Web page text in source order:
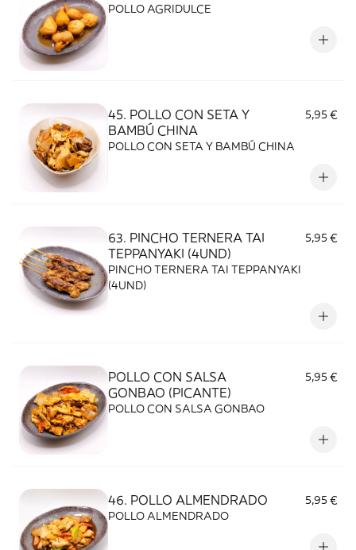
POLLO AGRIDULCE
45. POLLO CON SETA Y
BAMBÚ CHINA
5,95 €
POLLO CON SETA Y BAMBÚ CHINA
63. PINCHO TERNERA TAI
TEPPANYAKI (4UND)
5,95 €
PINCHO TERNERA TAI TEPPANYAKI
(4UND)
POLLO CON SALSA
GONBAO (PICANTE)
5,95 €
POLLO CON SALSA GONBAO
46. POLLO ALMENDRADO
5,95 €
POLLO ALMENDRADO